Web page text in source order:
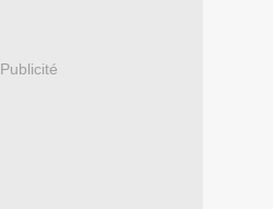
Publicité